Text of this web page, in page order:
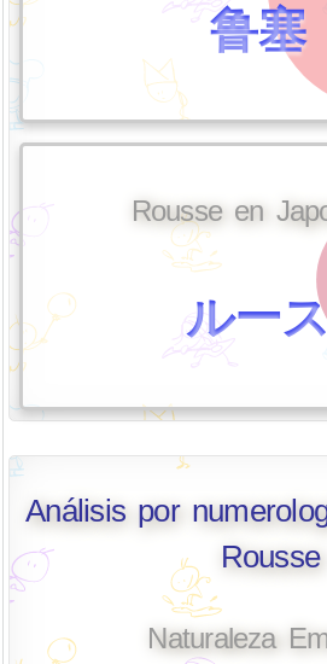
鲁塞
Rousse en
ルー
Análisis por
Rousse
Naturaleza